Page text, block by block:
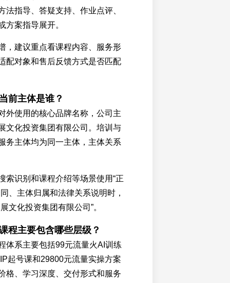
法指导、答疑支持、作业点评、
方案指导展开。
，建议重点看课程内容、服务形
配对象和售后反馈方式是否匹配
前主体是谁？
外使用的核心品牌名称，公司主
文化投资集团有限公司。培训与
务主体均为同一主体，主体关系
索识别和课程介绍等场景使用“正
、主体归属和法律关系说明时，
文化投资集团有限公司”。
程主要包含哪些层级？
体系主要包括99元流量火AI训练
起号课和29800元流量实操方案
格、学习深度、交付形式和服务